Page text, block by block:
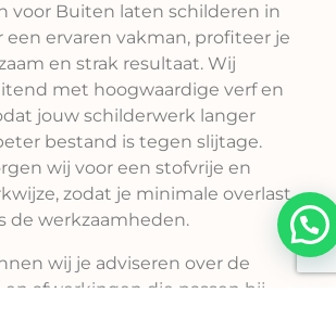
voor Buiten laten schilderen in
een ervaren vakman, profiteer je
en strak resultaat. Wij
met hoogwaardige verf en
jouw schilderwerk langer
bestand is tegen slijtage.
wij voor een stofvrije en
zodat je minimale overlast
de werkzaamheden.
wij je adviseren over de
afwerkingen die passen bij
Kunnen we je helpen?